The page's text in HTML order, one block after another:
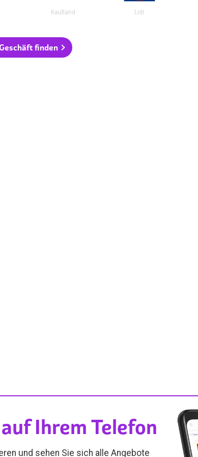
Kaufland Lidl
finden
Ihrem Telefon
und sehen Sie sich alle Angebote